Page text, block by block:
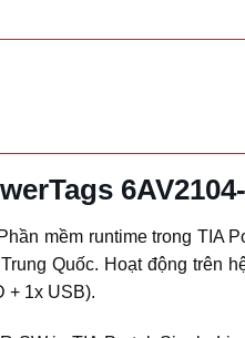
mềm runtime trong TIA
Quốc. Hoạt động trên
+ 1x USB).